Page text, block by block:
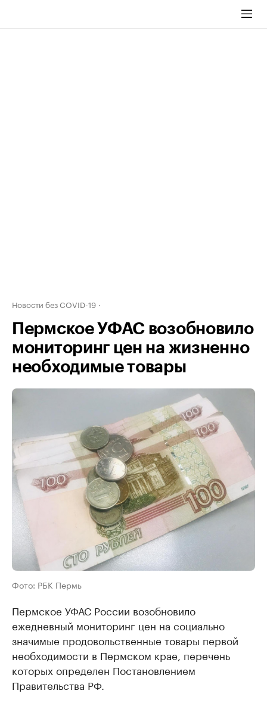
Новости без COVID-19
Пермское УФАС возобновило
мониторинг цен на жизненно
необходимые товары
Фото: РБК Пермь
Пермское УФАС России возобновило
ежедневный мониторинг цен на социально
значимые продовольственные товары первой
необходимости в Пермском крае, перечень
которых определен Постановлением
Правительства РФ.